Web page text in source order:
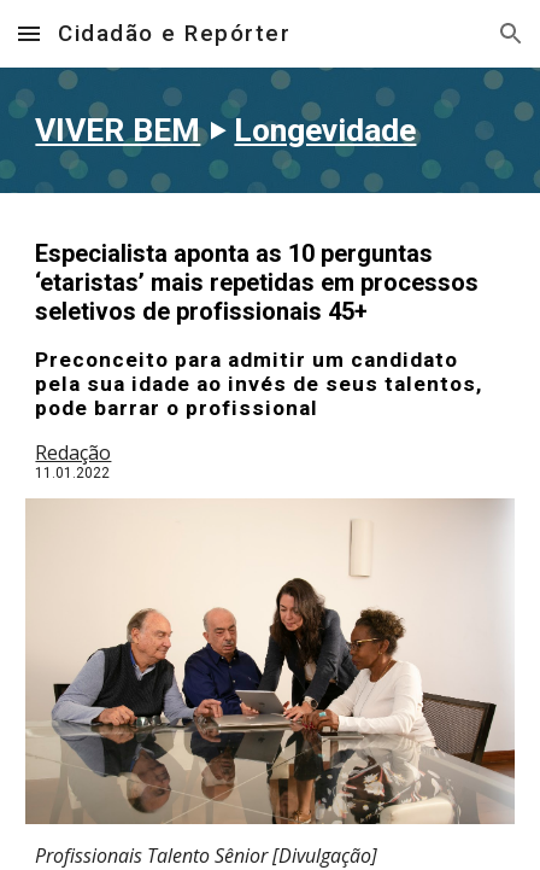
Skip to main content Skip to navigation
Cidadão e Repórter
VIVER BEM‣ Longevidade
Especialista aponta as 10 perguntas
‘etaristas’ mais repetidas em processos
seletivos de profissionais 45+
Preconceito para admitir um candidato
pela sua idade ao invés de seus talentos,
pode barrar o profissional
Redação
11 .01.2022
Profissionais Talento Sênior [Divulgação]